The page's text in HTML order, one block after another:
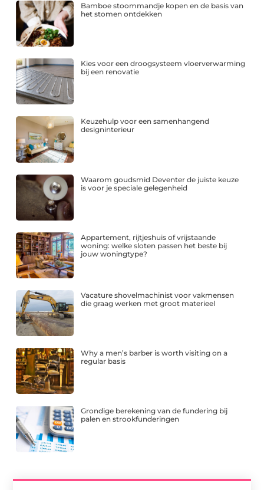
Bamboe stoommandje kopen en de basis van
het stomen ontdekken
Kies voor een droogsysteem vloerverwarming
bij een renovatie
Keuzehulp voor een samenhangend
designinterieur
Waarom goudsmid Deventer de juiste keuze
is voor je speciale gelegenheid
Appartement, rijtjeshuis of vrijstaande
woning: welke sloten passen het beste bij
jouw woningtype?
Vacature shovelmachinist voor vakmensen
die graag werken met groot materieel
Why a men’s barber is worth visiting on a
regular basis
Grondige berekening van de fundering bij
palen en strookfunderingen